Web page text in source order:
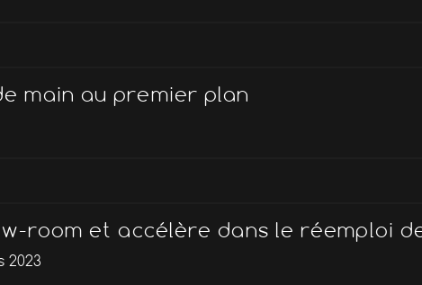
main au premier plan
room et accélère dans le réemploi
2023